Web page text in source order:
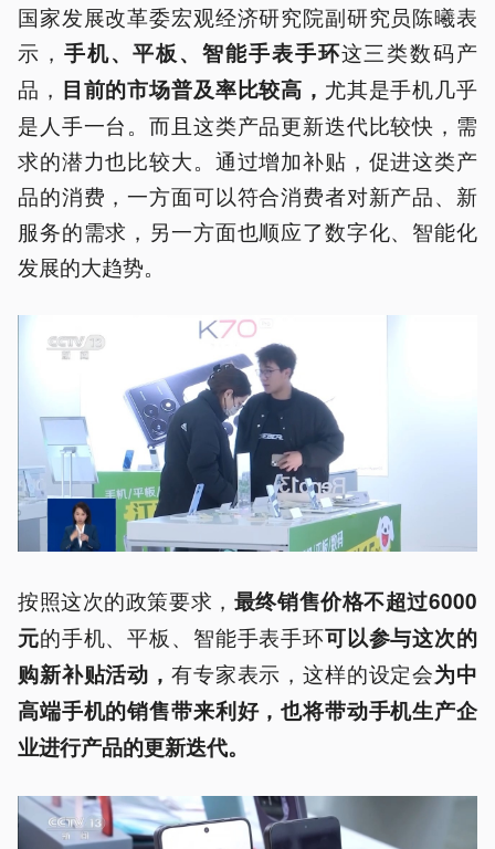
国家发展改革委宏观经济研究院副研究员陈曦表
示， 手机、平板、智能手表手环这三类数码产
品， 目前的市场普及率比较高， 尤其是手机几乎
是人手一台。而且这类产品更新迭代比较快，需
求的潜力也比较大。通过增加补贴，促进这类产
品的消费，一方面可以符合消费者对新产品、新
服务的需求，另一方面也顺应了数字化、智能化
发展的大趋势。
按照这次的政策要求， 最终销售价格不超过6000
元的手机、平板、智能手表手环可以参与这次的
购新补贴活动， 有专家表示，这样的设定会为中
高端手机的销售带来利好，也将带动手机生产企
业进行产品的更新迭代。